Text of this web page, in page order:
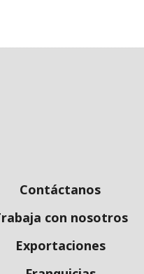
Contáctanos
con nosotros
Exportaciones